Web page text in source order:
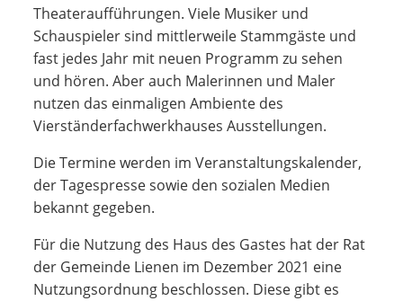
Theateraufführungen. Viele Musiker und
Schauspieler sind mittlerweile Stammgäste und
fast jedes Jahr mit neuen Programm zu sehen
und hören. Aber auch Malerinnen und Maler
nutzen das einmaligen Ambiente des
Vierständerfachwerkhauses Ausstellungen.
Die Termine werden im Veranstaltungskalender,
der Tagespresse sowie den sozialen Medien
bekannt gegeben.
Für die Nutzung des Haus des Gastes hat der Rat
der Gemeinde Lienen im Dezember 2021 eine
Nutzungsordnung beschlossen. Diese gibt es